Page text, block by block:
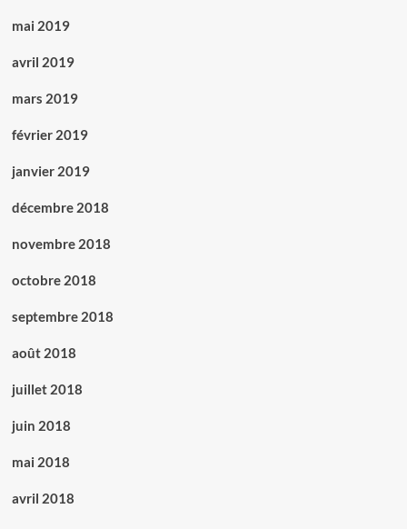
mai 2019
avril 2019
mars 2019
février 2019
janvier 2019
décembre 2018
novembre 2018
octobre 2018
septembre 2018
août 2018
juillet 2018
juin 2018
mai 2018
avril 2018